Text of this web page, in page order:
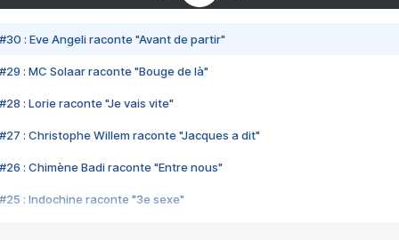
#30 : Eve Angeli raconte "Avant de partir"
#29 : MC Solaar raconte "Bouge de là"
#28 : Lorie raconte "Je vais vite"
#27 : Christophe Willem raconte "Jacques a dit"
#26 : Chimène Badi raconte "Entre nous"
#25 : Indochine raconte "3e sexe"